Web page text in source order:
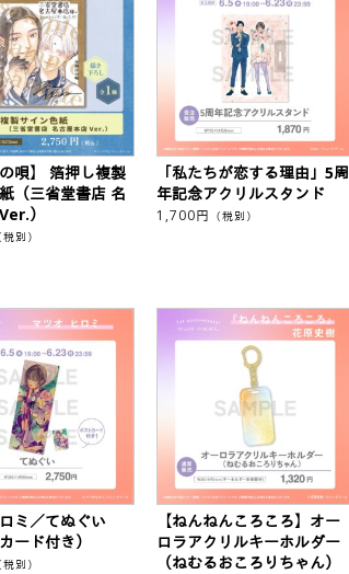
の唄】 箔押し複製
（三省堂書店 名
）
税別）
「私たちが恋する理由」5周
年記念アクリルスタンド
1,700円 （税別）
ミ／てぬぐい
ード付き）
税別）
【ねんねんころころ】オー
ロラアクリルキーホルダー
（ねむるおころりちゃん）